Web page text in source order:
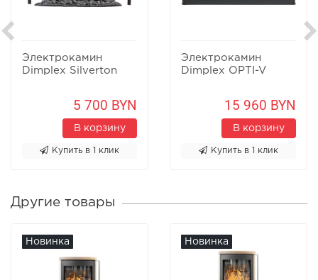
Электрокамин
Dimplex Silverton
5 700 BYN
В корзину
Купить в 1 клик
Электрокамин
Dimplex OPTI-V
15 960 BYN
В корзину
Купить в 1 клик
Другие товары
Новинка Новинка